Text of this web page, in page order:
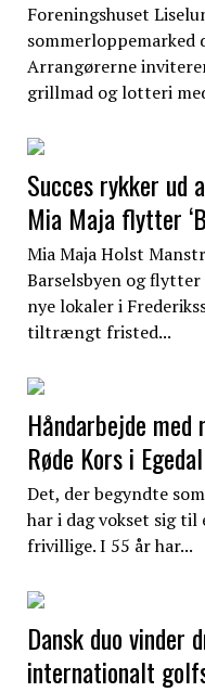
Foreningshuset
sommerloppemarked
Arrangørerne
grillmad og lotteri
Succes rykker ud
Mia Maja flytter
Mia Maja Holst
Barselsbyen og
nye lokaler i
tiltrængt fristed...
Håndarbejde med
Røde Kors i
Det, der begyndte
har i dag vokset sig
frivillige. I 55 år har...
Dansk duo vinder
internationalt